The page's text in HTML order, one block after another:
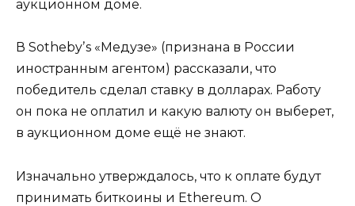
аукционном доме.
В Sothebyʼs «Медузе» (признана в России
иностранным агентом) рассказали, что
победитель сделал ставку в долларах. Работу
он пока не оплатил и какую валюту он выберет,
в аукционном доме ещё не знают.
Изначально утверждалось, что к оплате будут
принимать биткоины и Ethereum. О